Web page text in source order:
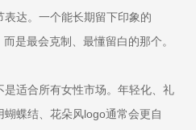
达。一个能长期留下印象的
是最会克制、最懂留白的那个。
适合所有女性市场。年轻化、礼
蝶结、花朵风logo通常会更自